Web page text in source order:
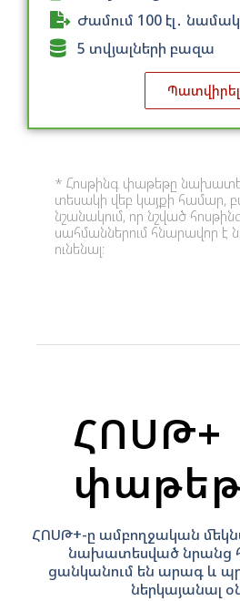
Ժամում 100 էլ․ նամակ
5 տվյալների բազա
Պատվիրել
* Հոսթինգ փաթեթը
տեսակի վեբ կայքի համար,
նշանակում, որ նշված
սահմաններում հնարավոր է
ունենալ։
ՀՈՍԹ+
փաթեթ
ՀՈՍԹ+-ը ամբողջական
նախատեսված նրանց
ցանկանում են արագ և
ներկայանալ